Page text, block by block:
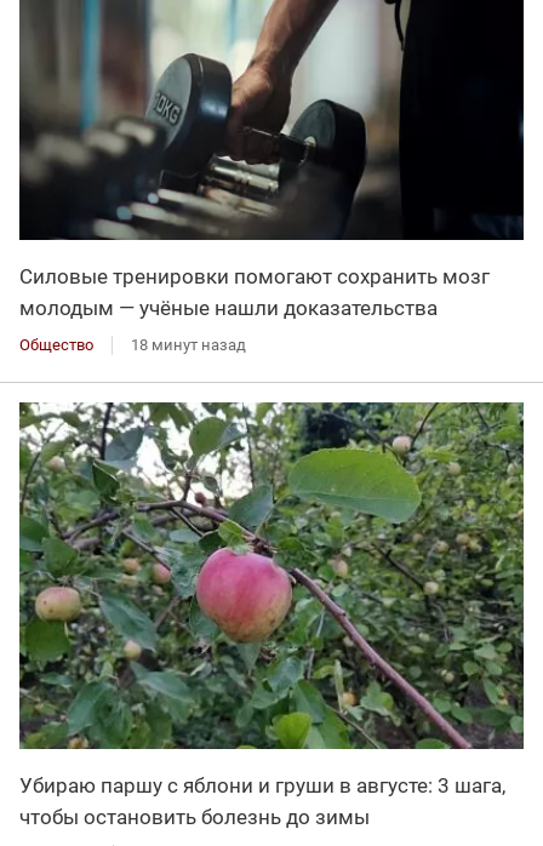
Силовые тренировки помогают сохранить мозг
молодым — учёные нашли доказательства
Общество 18 минут назад
Убираю паршу с яблони и груши в августе: 3 шага,
чтобы остановить болезнь до зимы